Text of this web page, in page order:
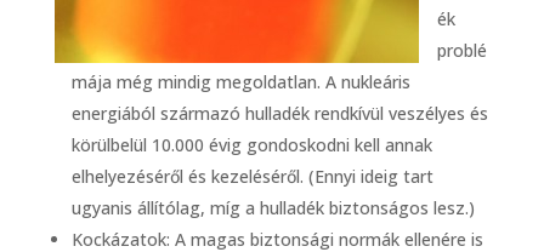
ék
problé
mája még mindig megoldatlan. A nukleáris
energiából származó hulladék rendkívül veszélyes és
körülbelül 10.000 évig gondoskodni kell annak
elhelyezéséről és kezeléséről. (Ennyi ideig tart
ugyanis állítólag, míg a hulladék biztonságos lesz.)
Kockázatok: A magas biztonsági normák ellenére is